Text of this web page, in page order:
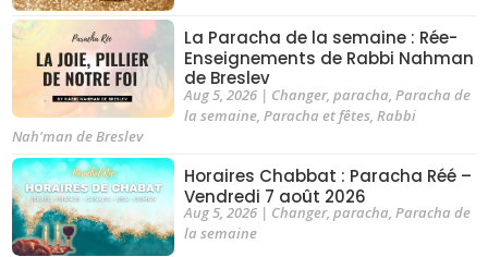
La Paracha de la semaine : Rée-
Enseignements de Rabbi Nahman
de Breslev
Aug 5, 2026| Changer, paracha, Paracha de
la semaine, Paracha et fêtes, Rabbi
Nah'man de Breslev
Horaires Chabbat : Paracha Réé –
Vendredi 7 août 2026
Aug 5, 2026| Changer, paracha, Paracha de
la semaine